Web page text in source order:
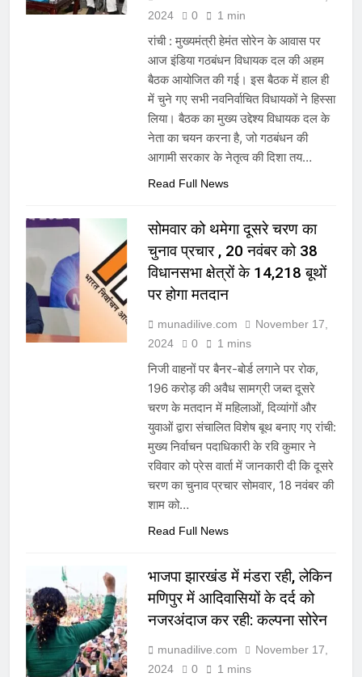
2024
0 1 min
रांची : मुख्यमंत्री हेमंत सोरेन के आवास पर
आज इंडिया गठबंधन विधायक दल की अहम
बैठक आयोजित की गई। इस बैठक में हाल ही
में चुने गए सभी नवनिर्वाचित विधायकों ने हिस्सा
लिया। बैठक का मुख्य उद्देश्य विधायक दल के
नेता का चयन करना है, जो गठबंधन की
आगामी सरकार के नेतृत्व की दिशा तय…
Read Full News
सोमवार को थमेगा दूसरे चरण का
चुनाव प्रचार , 20 नवंबर को 38
विधानसभा क्षेत्रों के 14,218 बूथों
पर होगा मतदान
munadilive.com
November 17,
2024
0 1 mins
निजी वाहनों पर बैनर-बोर्ड लगाने पर रोक,
196 करोड़ की अवैध सामग्री जब्त दूसरे
चरण के मतदान में महिलाओं, दिव्यांगों और
युवाओं द्वारा संचालित विशेष बूथ बनाए गए रांची:
मुख्य निर्वाचन पदाधिकारी के रवि कुमार ने
रविवार को प्रेस वार्ता में जानकारी दी कि दूसरे
चरण का चुनाव प्रचार सोमवार, 18 नवंबर की
शाम को…
Read Full News
भाजपा झारखंड में मंडरा रही, लेकिन
मणिपुर में आदिवासियों के दर्द को
नजरअंदाज कर रही: कल्पना सोरेन
munadilive.com
November 17,
2024
0 1 mins